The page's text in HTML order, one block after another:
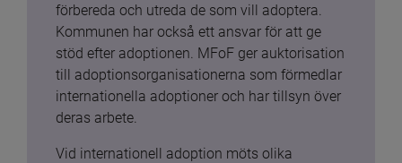
förbereda och utreda de som vill adoptera.
Kommunen har också ett ansvar för att ge
stöd efter adoptionen. MFoF ger auktorisation
till adoptionsorganisationerna som förmedlar
internationella adoptioner och har tillsyn över
deras arbete.
Vid internationell adoption möts olika